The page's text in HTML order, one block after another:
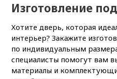
Изготовление
Хотите дверь, которая
интерьер? Закажите
по индивидуальным
специалисты помогут вам
материалы и